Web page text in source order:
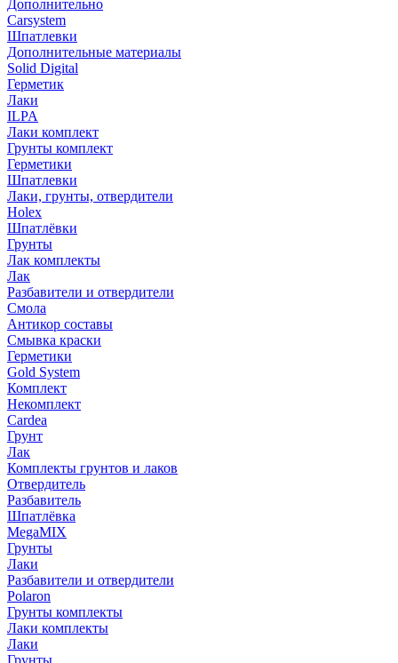
Дополнительно
Carsystem
Шпатлевки
Дополнительные материалы
Solid Digital
Герметик
Лаки
ILPA
Лаки комплект
Грунты комплект
Герметики
Шпатлевки
Лаки, грунты, отвердители
Holex
Шпатлёвки
Грунты
Лак комплекты
Лак
Разбавители и отвердители
Смола
Антикор составы
Смывка краски
Герметики
Gold System
Комплект
Некомплект
Cardea
Грунт
Лак
Комплекты грунтов и лаков
Отвердитель
Разбавитель
Шпатлёвка
MegaMIX
Грунты
Лаки
Разбавители и отвердители
Polaron
Грунты комплекты
Лаки комплекты
Лаки
Грунты